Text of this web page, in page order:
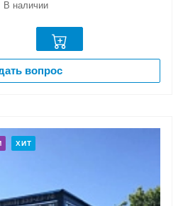
В наличии
вопрос
ХИТ